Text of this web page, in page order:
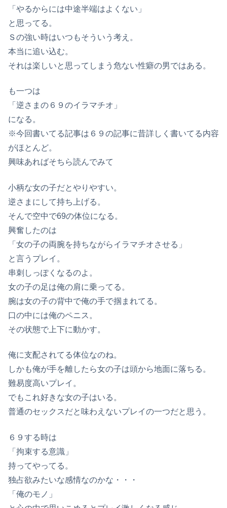
「やるからには中途半端はよくない」
と思ってる。
Ｓの強い時はいつもそういう考え。
本当に追い込む。
それは楽しいと思ってしまう危ない性癖の男ではある。
も一つは
「逆さまの６９のイラマチオ」
になる。
※今回書いてる記事は６９の記事に昔詳しく書いてる内容
がほとんど。
興味あればそちら読んでみて
小柄な女の子だとやりやすい。
逆さまにして持ち上げる。
そんで空中で69の体位になる。
興奮したのは
「女の子の両腕を持ちながらイラマチオさせる」
と言うプレイ。
串刺しっぽくなるのよ。
女の子の足は俺の肩に乗ってる。
腕は女の子の背中で俺の手で掴まれてる。
口の中には俺のペニス。
その状態で上下に動かす。
俺に支配されてる体位なのね。
しかも俺が手を離したら女の子は頭から地面に落ちる。
難易度高いプレイ。
でもこれ好きな女の子はいる。
普通のセックスだと味わえないプレイの一つだと思う。
６９する時は
「拘束する意識」
持ってやってる。
独占欲みたいな感情なのかな・・・
「俺のモノ」